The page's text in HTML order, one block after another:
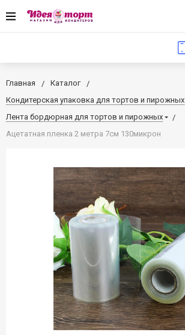
Главная
Каталог
Кондитерская упаковка для тортов и пирожных
Лента бордюрная для тортов и пирожных
Ацетатная пленка 2 метра 7см 130микрон